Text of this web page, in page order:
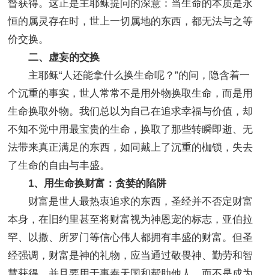
督获得。这正是主耶稣提问的深意：当生命的本质是永
恒的属灵存在时，世上一切属地的东西，都无法与之等
价交换。
二、虚妄的交换
主耶稣“人还能拿什么换生命呢？”的问，隐含着一
个沉重的事实，世人常常不是用外物换取生命，而是用
生命换取外物。我们总以为自己在追求幸福与价值，却
不知不觉中用最宝贵的生命，换取了那些转瞬即逝、无
法带来真正满足的东西，如同戴上了沉重的枷锁，失去
了生命的自由与丰盛。
1、用生命换财富：贪婪的陷阱
财富是世人最热衷追求的东西，圣经并不否定财富
本身，在旧约里甚至将财富视为神恩宠的标志，亚伯拉
罕、以撒、所罗门等信心伟人都拥有丰盛的财富。但圣
经强调，财富是神的礼物，应当通过敬畏神、勤劳和智